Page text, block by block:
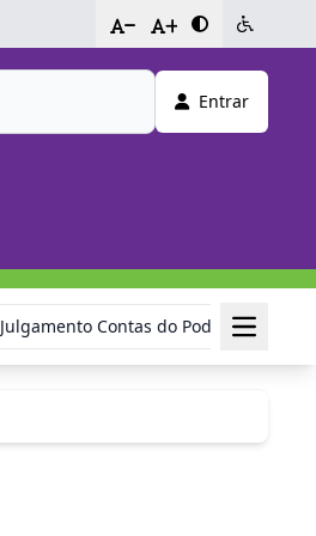
- +
Entrar
Julgamento Contas do Poder Executivo